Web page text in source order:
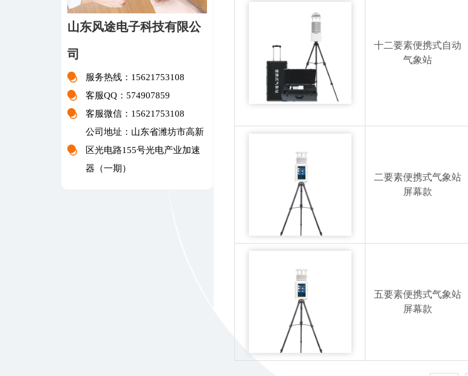
山东风途电子科技有限公
司
服务热线：15621753108
客服QQ：574907859
客服微信：15621753108
公司地址：山东省潍坊市高新
区光电路155号光电产业加速
器（一期）
十二要素便携式自动
气象站
二要素便携式气象站
屏幕款
五要素便携式气象站
屏幕款